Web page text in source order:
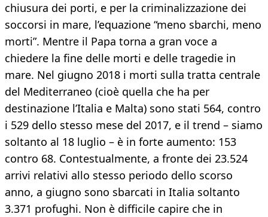
chiusura dei porti, e per la criminalizzazione dei
soccorsi in mare, l’equazione “meno sbarchi, meno
morti”. Mentre il Papa torna a gran voce a
chiedere la fine delle morti e delle tragedie in
mare. Nel giugno 2018 i morti sulla tratta centrale
del Mediterraneo (cioè quella che ha per
destinazione l’Italia e Malta) sono stati 564, contro
i 529 dello stesso mese del 2017, e il trend – siamo
soltanto al 18 luglio – è in forte aumento: 153
contro 68. Contestualmente, a fronte dei 23.524
arrivi relativi allo stesso periodo dello scorso
anno, a giugno sono sbarcati in Italia soltanto
3.371 profughi. Non è difficile capire che in